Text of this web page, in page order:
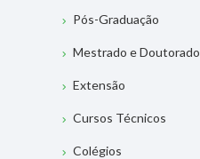
Pós-Graduação
Mestrado e Doutorado
Extensão
Cursos Técnicos
Colégios